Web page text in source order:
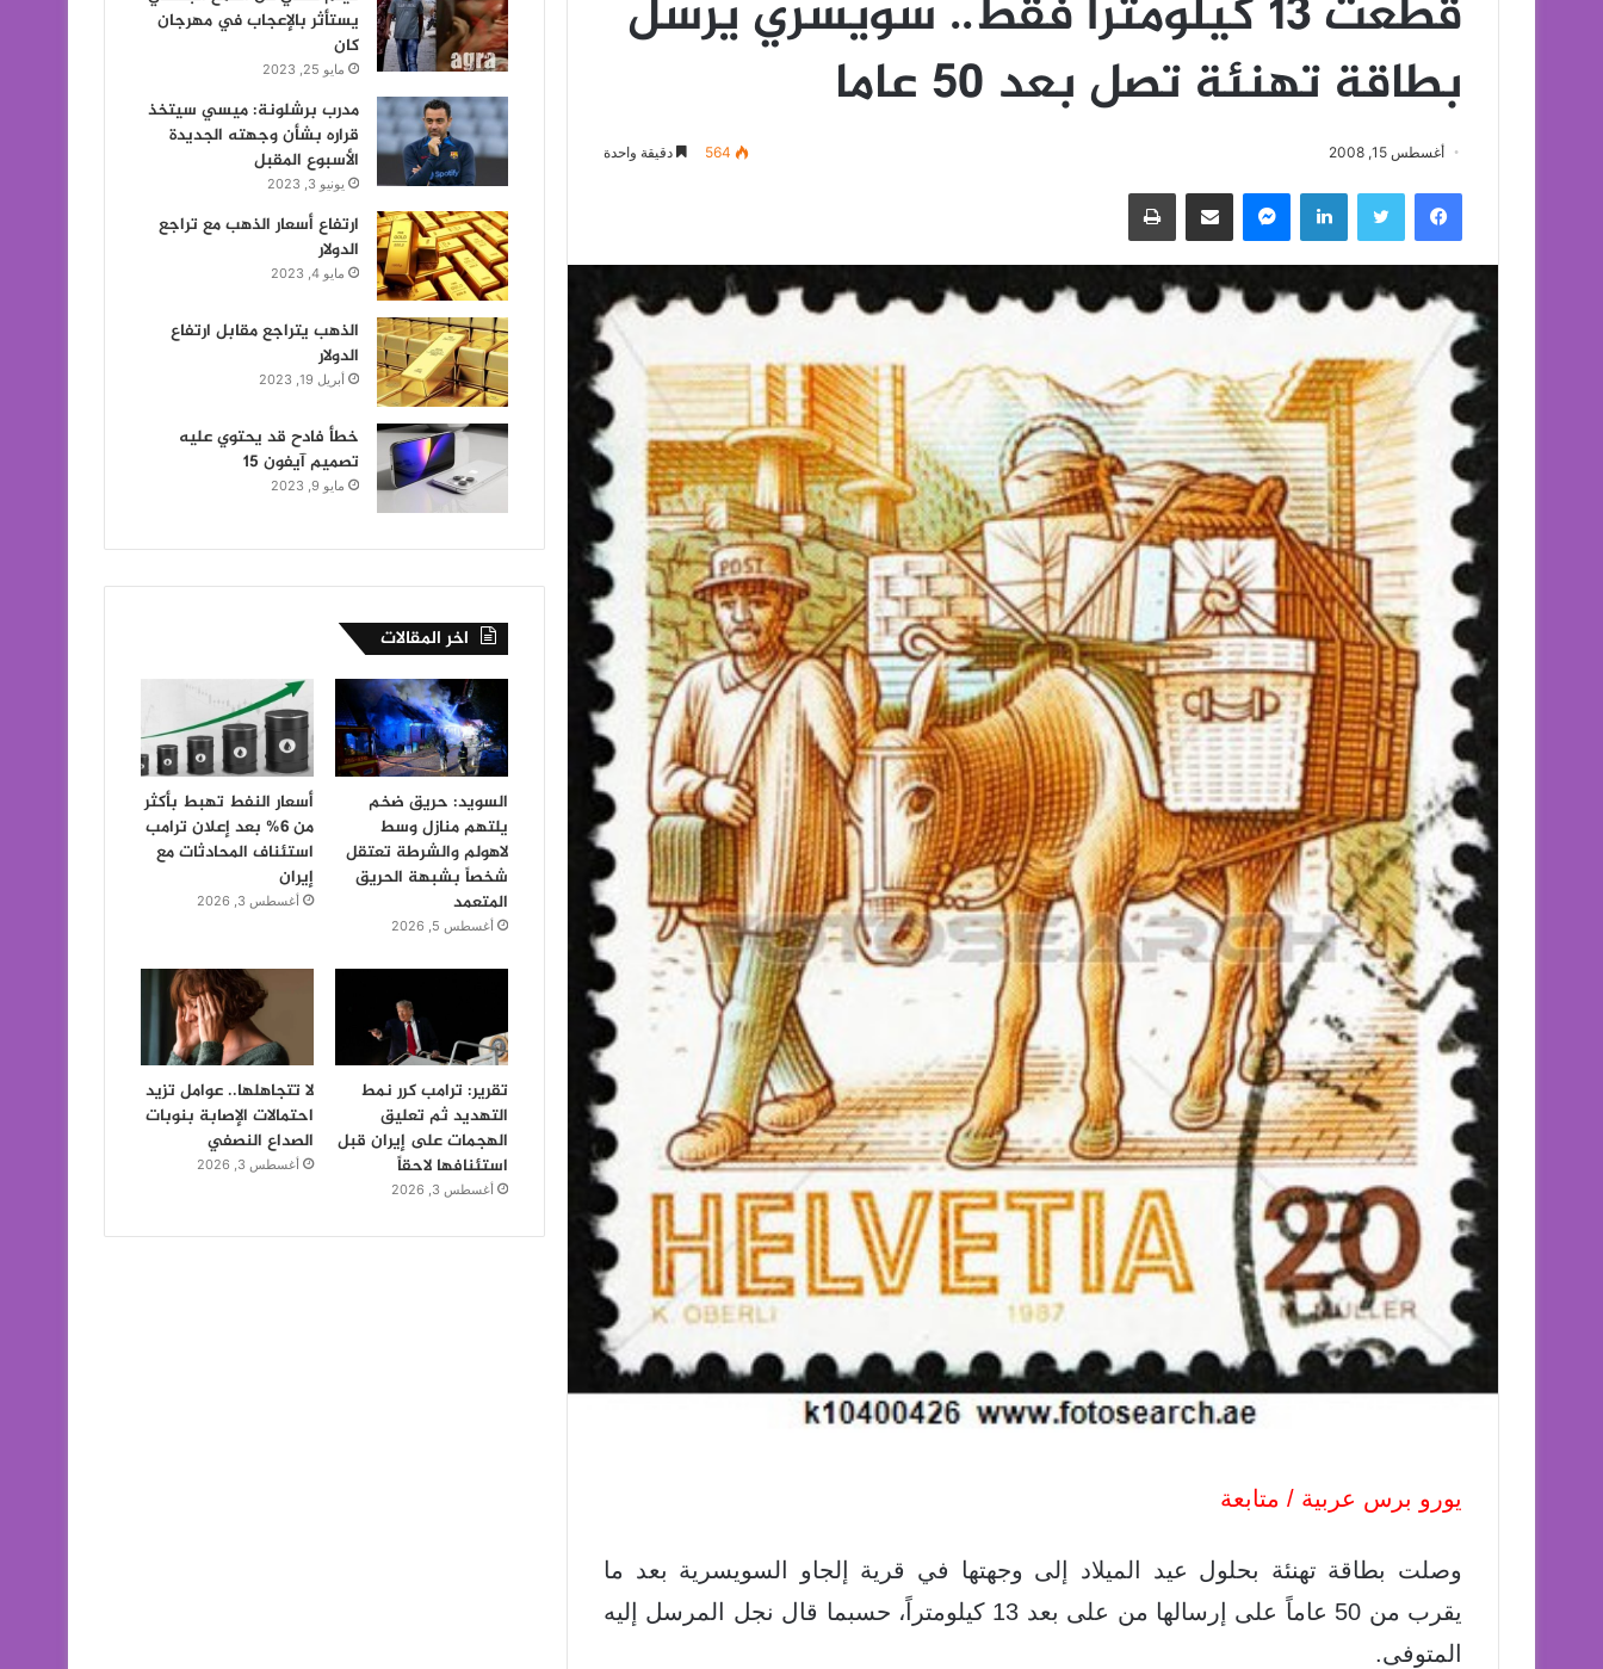
قطعت 13 كيلومترا فقط.. سويسري يرسل
بطاقة تهنئة تصل بعد 50 عاما
أغسطس 15, 2008 564 دقيقة واحدة
فيسبوك تويتر لينكدإن ماسنجر مشاركة عبر البريد طباعة
يورو برس عربية / متابعة
وصلت بطاقة تهنئة بحلول عيد الميلاد إلى وجهتها في قرية إلجاو السويسرية بعد ما
يقرب من 50 عاماً على إرسالها من على بعد 13 كيلومتراً، حسبما قال نجل المرسل إليه
المتوفى.
يستأثر بالإعجاب في مهرجان
كان
مايو 25, 2023
مدرب برشلونة: ميسي سيتخذ
قراره بشأن وجهته الجديدة
الأسبوع المقبل
يونيو 3, 2023
ارتفاع أسعار الذهب مع تراجع
الدولار
مايو 4, 2023
الذهب يتراجع مقابل ارتفاع
الدولار
أبريل 19, 2023
خطأ فادح قد يحتوي عليه
تصميم آيفون 15
مايو 9, 2023
اخر المقالات
السويد: حريق ضخم
يلتهم منازل وسط
لاهولم والشرطة تعتقل
شخصاً بشبهة الحريق
المتعمد
أغسطس 5, 2026
أسعار النفط تهبط بأكثر
من 6% بعد إعلان ترامب
استئناف المحادثات مع
إيران
أغسطس 3, 2026
تقرير: ترامب كرر نمط
التهديد ثم تعليق
الهجمات على إيران قبل
استئنافها لاحقاً
أغسطس 3, 2026
لا تتجاهلها.. عوامل تزيد
احتمالات الإصابة بنوبات
الصداع النصفي
أغسطس 3, 2026